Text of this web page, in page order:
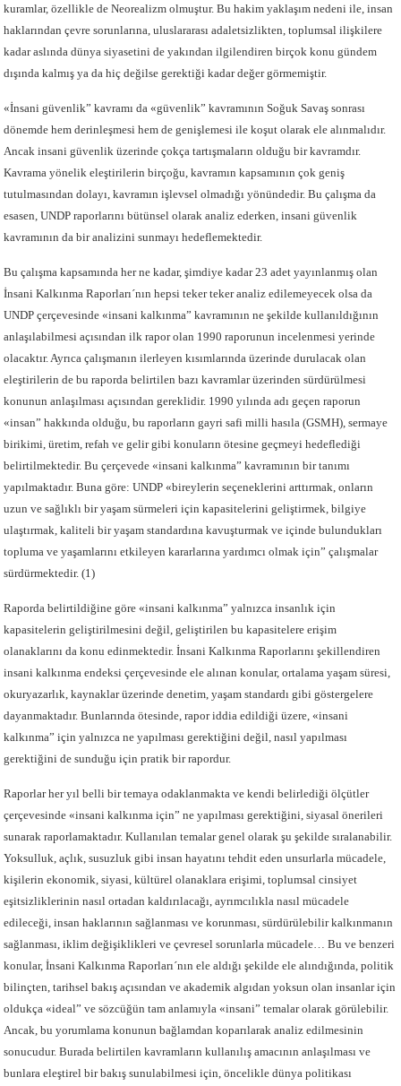
kuramlar, özellikle de Neorealizm olmuştur. Bu hakim yaklaşım nedeni ile, insan
haklarından çevre sorunlarına, uluslararası adaletsizlikten, toplumsal ilişkilere
kadar aslında dünya siyasetini de yakından ilgilendiren birçok konu gündem
dışında kalmış ya da hiç değilse gerektiği kadar değer görmemiştir.
«İnsani güvenlik” kavramı da «güvenlik” kavramının Soğuk Savaş sonrası
dönemde hem derinleşmesi hem de genişlemesi ile koşut olarak ele alınmalıdır.
Ancak insani güvenlik üzerinde çokça tartışmaların olduğu bir kavramdır.
Kavrama yönelik eleştirilerin birçoğu, kavramın kapsamının çok geniş
tutulmasından dolayı, kavramın işlevsel olmadığı yönündedir. Bu çalışma da
esasen, UNDP raporlarını bütünsel olarak analiz ederken, insani güvenlik
kavramının da bir analizini sunmayı hedeflemektedir.
Bu çalışma kapsamında her ne kadar, şimdiye kadar 23 adet yayınlanmış olan
İnsani Kalkınma Raporları´nın hepsi teker teker analiz edilemeyecek olsa da
UNDP çerçevesinde «insani kalkınma” kavramının ne şekilde kullanıldığının
anlaşılabilmesi açısından ilk rapor olan 1990 raporunun incelenmesi yerinde
olacaktır. Ayrıca çalışmanın ilerleyen kısımlarında üzerinde durulacak olan
eleştirilerin de bu raporda belirtilen bazı kavramlar üzerinden sürdürülmesi
konunun anlaşılması açısından gereklidir. 1990 yılında adı geçen raporun
«insan” hakkında olduğu, bu raporların gayri safi milli hasıla (GSMH), sermaye
birikimi, üretim, refah ve gelir gibi konuların ötesine geçmeyi hedeflediği
belirtilmektedir. Bu çerçevede «insani kalkınma” kavramının bir tanımı
yapılmaktadır. Buna göre: UNDP «bireylerin seçeneklerini arttırmak, onların
uzun ve sağlıklı bir yaşam sürmeleri için kapasitelerini geliştirmek, bilgiye
ulaştırmak, kaliteli bir yaşam standardına kavuşturmak ve içinde bulundukları
topluma ve yaşamlarını etkileyen kararlarına yardımcı olmak için” çalışmalar
sürdürmektedir. (1)
Raporda belirtildiğine göre «insani kalkınma” yalnızca insanlık için
kapasitelerin geliştirilmesini değil, geliştirilen bu kapasitelere erişim
olanaklarını da konu edinmektedir. İnsani Kalkınma Raporlarını şekillendiren
insani kalkınma endeksi çerçevesinde ele alınan konular, ortalama yaşam süresi,
okuryazarlık, kaynaklar üzerinde denetim, yaşam standardı gibi göstergelere
dayanmaktadır. Bunlarında ötesinde, rapor iddia edildiği üzere, «insani
kalkınma” için yalnızca ne yapılması gerektiğini değil, nasıl yapılması
gerektiğini de sunduğu için pratik bir rapordur.
Raporlar her yıl belli bir temaya odaklanmakta ve kendi belirlediği ölçütler
çerçevesinde «insani kalkınma için” ne yapılması gerektiğini, siyasal önerileri
sunarak raporlamaktadır. Kullanılan temalar genel olarak şu şekilde sıralanabilir.
Yoksulluk, açlık, susuzluk gibi insan hayatını tehdit eden unsurlarla mücadele,
kişilerin ekonomik, siyasi, kültürel olanaklara erişimi, toplumsal cinsiyet
eşitsizliklerinin nasıl ortadan kaldırılacağı, ayrımcılıkla nasıl mücadele
edileceği, insan haklarının sağlanması ve korunması, sürdürülebilir kalkınmanın
sağlanması, iklim değişiklikleri ve çevresel sorunlarla mücadele… Bu ve benzeri
konular, İnsani Kalkınma Raporları´nın ele aldığı şekilde ele alındığında, politik
bilinçten, tarihsel bakış açısından ve akademik algıdan yoksun olan insanlar için
oldukça «ideal” ve sözcüğün tam anlamıyla «insani” temalar olarak görülebilir.
Ancak, bu yorumlama konunun bağlamdan koparılarak analiz edilmesinin
sonucudur. Burada belirtilen kavramların kullanılış amacının anlaşılması ve
bunlara eleştirel bir bakış sunulabilmesi için, öncelikle dünya politikası